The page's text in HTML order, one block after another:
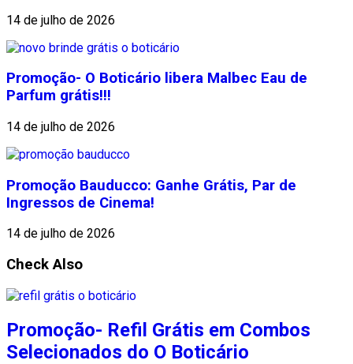
14 de julho de 2026
Promoção- O Boticário libera Malbec Eau de
Parfum grátis!!!
14 de julho de 2026
Promoção Bauducco: Ganhe Grátis, Par de
Ingressos de Cinema!
14 de julho de 2026
Check Also
Promoção- Refil Grátis em Combos
Selecionados do O Boticário